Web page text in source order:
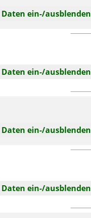
Daten ein-/ausblenden
Daten ein-/ausblenden
Daten ein-/ausblenden
Daten ein-/ausblenden